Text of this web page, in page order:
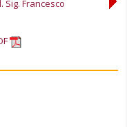
Sig. Francesco